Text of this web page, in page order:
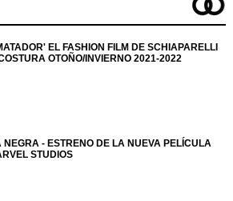
EL FASHION FILM DE SCHIAPARELLI
OTOÑO/INVIERNO 2021-2022
NEGRA - ESTRENO DE LA NUEVA PELÍCULA
STUDIOS